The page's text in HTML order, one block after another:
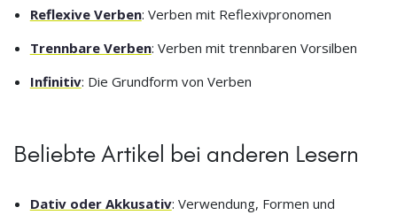
Reflexive Verben: Verben mit Reflexivpronomen
Trennbare Verben: Verben mit trennbaren Vorsilben
Infinitiv: Die Grundform von Verben
Beliebte Artikel bei anderen Lesern
Dativ oder Akkusativ: Verwendung, Formen und